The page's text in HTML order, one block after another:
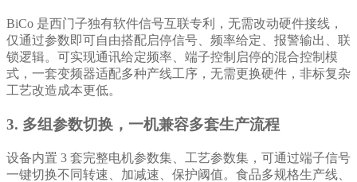
BiCo 是西门子独有软件信号互联专利，无需改动硬件接线，
仅通过参数即可自由搭配启停信号、频率给定、报警输出、联
锁逻辑。可实现通讯给定频率、端子控制启停的混合控制模
式，一套变频器适配多种产线工序，无需更换硬件，非标复杂
工艺改造成本更低。
3. 多组参数切换，一机兼容多套生产流程
设备内置 3 套完整电机参数集、工艺参数集，可通过端子信号
一键切换不同转速、加减速、保护阈值。食品多规格生产线、